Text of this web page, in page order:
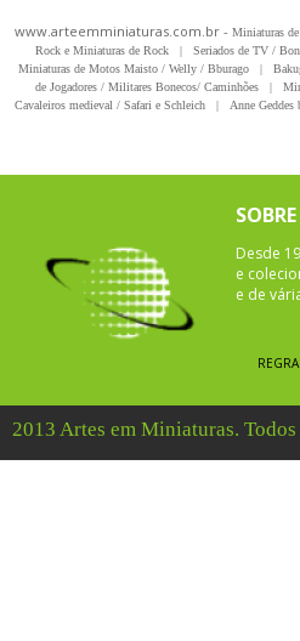
www.arteemminiaturas.com.br - Miniaturas de
Rock e Miniaturas de Rock
| Seriados de TV /
Miniaturas de Motos Maisto / Welly / Bburago
|
de Jogadores / Militares Bonecos/ Caminhões
|
Cavaleiros medieval / Safari e Schleich
| Anne Geddes
Desde
e
e de
2013 Artes em Miniaturas.